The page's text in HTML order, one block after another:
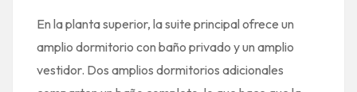
En la planta superior, la suite principal ofrece un
amplio dormitorio con baño privado y un amplio
vestidor. Dos amplios dormitorios adicionales